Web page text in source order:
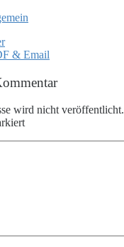
wird nicht veröffentlicht.